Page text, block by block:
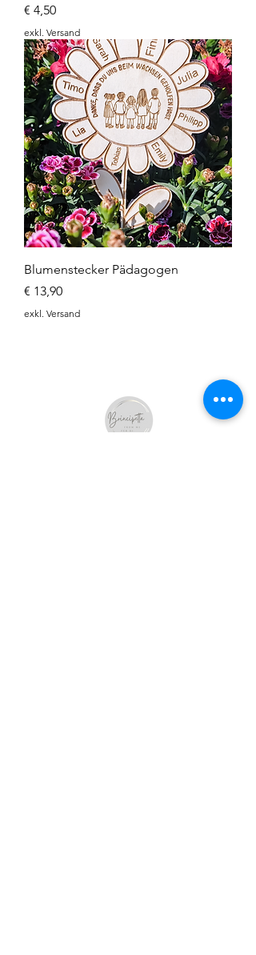
Preis
€ 4,50
exkl. Versand
Blumenstecker Pädagogen
Preis
€ 13,90
exkl. Versand